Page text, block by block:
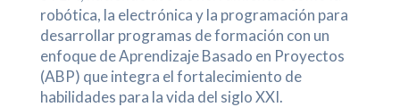
robótica, la electrónica y la programación para
desarrollar programas de formación con un
enfoque de Aprendizaje Basado en Proyectos
(ABP) que integra el fortalecimiento de
habilidades para la vida del siglo XXI.